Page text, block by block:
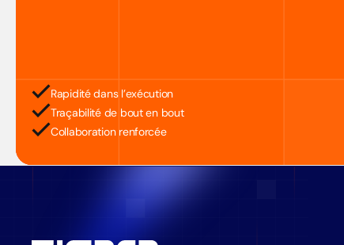
Rapidité dans l’exécution
Traçabilité de bout en bout
Collaboration renforcée